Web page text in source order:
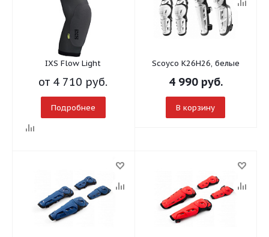
IXS Flow Light
от 4 710 руб.
Подробнее
Scoyco К26H26, белые
4 990руб.
В корзину